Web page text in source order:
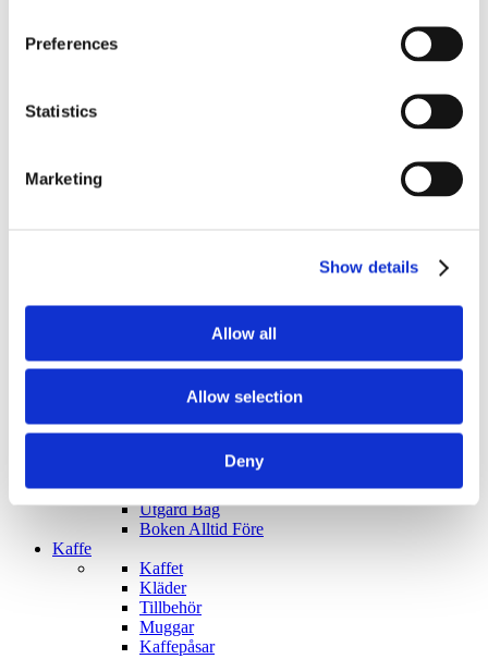
Preferences
Statistics
Marketing
Show details
Allow all
Allow selection
Deny
Mössor
Utrustning
Knivar och Yxor
Yxor
Sjukvårdsmateriel
Uppdragssäck
Utgård Bag
Boken Alltid Före
Kaffe
Kaffet
Kläder
Tillbehör
Muggar
Kaffepåsar